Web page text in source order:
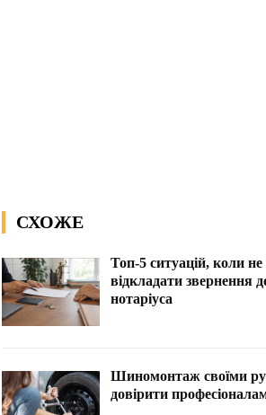
СХОЖЕ
Топ-5 ситуацій, коли
відкладати звернення
нотаріуса
Шиномонтаж своїми
довірити